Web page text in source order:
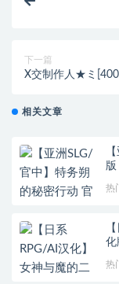
下一篇
X交制作人★ミ
相关文章
版
热
化
热